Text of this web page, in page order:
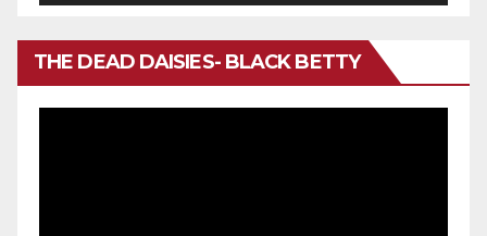
THE DEAD DAISIES- BLACK BETTY